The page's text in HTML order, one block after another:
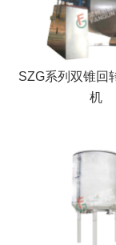
SZG系列双锥回
机